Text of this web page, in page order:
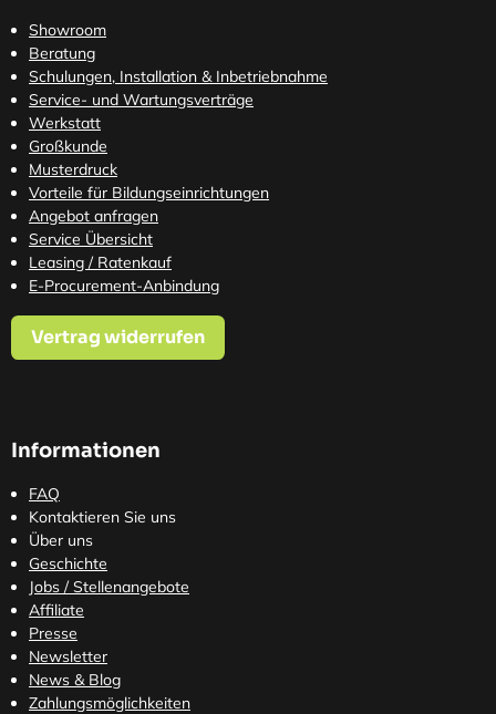
Showroom
Beratung
Schulungen, Installation & Inbetriebnahme
Service- und Wartungsverträge
Werkstatt
Großkunde
Musterdruck
Vorteile für Bildungseinrichtungen
Angebot anfragen
Service Übersicht
Leasing / Ratenkauf
E-Procurement-Anbindung
Vertrag widerrufen
Informationen
FAQ
Kontaktieren Sie uns
Über uns
Geschichte
Jobs / Stellenangebote
Affiliate
Presse
Newsletter
News & Blog
Zahlungsmöglichkeiten